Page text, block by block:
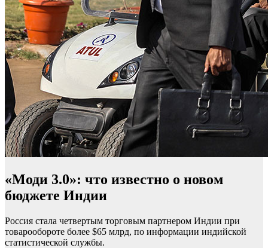
«Моди 3.0»: что известно о новом
бюджете Индии
Россия стала четвертым торговым партнером Индии при
товарообороте более $65 млрд, по информации индийской
статистической службы.